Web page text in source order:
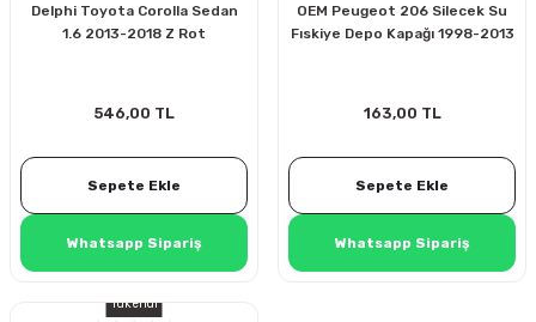
Delphi Toyota Corolla Sedan
1.6 2013-2018 Z Rot
546,00 TL
Sepete Ekle
Whatsapp Sipariş
OEM Peugeot 206 Silecek Su
Fıskiye Depo Kapağı 1998-2013
163,00 TL
Sepete Ekle
Whatsapp Sipariş
Tükendi